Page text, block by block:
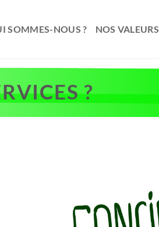
SOMMES-NOUS ? NOS VALEURS
?